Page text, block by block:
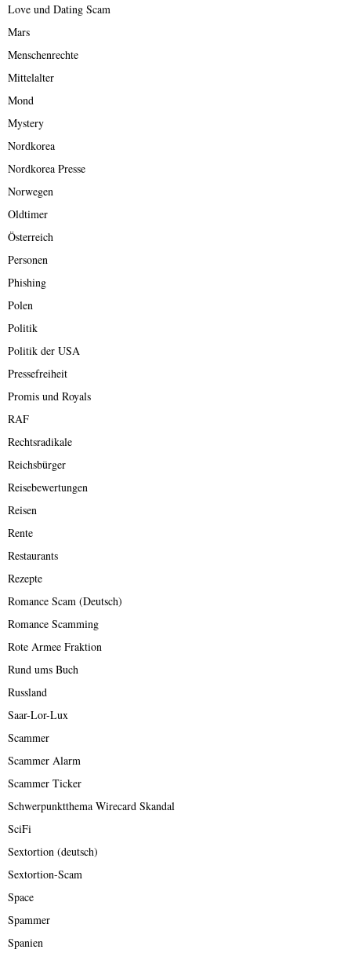
Love und Dating Scam
Mars
Menschenrechte
Mittelalter
Mond
Mystery
Nordkorea
Nordkorea Presse
Norwegen
Oldtimer
Österreich
Personen
Phishing
Polen
Politik
Politik der USA
Pressefreiheit
Promis und Royals
RAF
Rechtsradikale
Reichsbürger
Reisebewertungen
Reisen
Rente
Restaurants
Rezepte
Romance Scam (Deutsch)
Romance Scamming
Rote Armee Fraktion
Rund ums Buch
Russland
Saar-Lor-Lux
Scammer
Scammer Alarm
Scammer Ticker
Schwerpunktthema Wirecard Skandal
SciFi
Sextortion (deutsch)
Sextortion-Scam
Space
Spammer
Spanien